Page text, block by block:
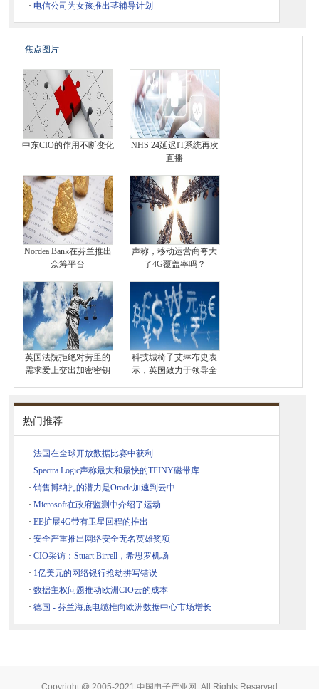
· 电信公司为女孩推出茎辅导计划
焦点图片
中东CIO的作用不断变化
NHS 24延迟IT系统再次
直播
Nordea Bank在芬兰推出
众筹平台
声称，移动运营商夸大
了4G覆盖率吗？
英国法院拒绝对劳里的
需求爱上交出加密密钥
科技城椅子艾琳布史表
示，英国致力于领导全
热门推荐
· 法国在全球开放数据比赛中获利
· Spectra Logic声称最大和最快的TFINY磁带库
· 销售博纳扎的潜力是Oracle加速到云中
· Microsoft在政府监测中介绍了运动
· EE扩展4G带有卫星回程的推出
· 安全严重推出网络安全无名英雄奖项
· CIO采访：Stuart Birrell，希思罗机场
· 1亿美元的网络银行抢劫拼写错误
· 数据主权问题推动欧洲CIO云的成本
· 德国 - 芬兰海底电缆推向欧洲数据中心市场增长
Copyright @ 2005-2021 中国电子产业网, All Rights Reserved